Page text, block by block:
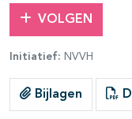
VOLGEN
Initiatief: NVVH
Bijlagen